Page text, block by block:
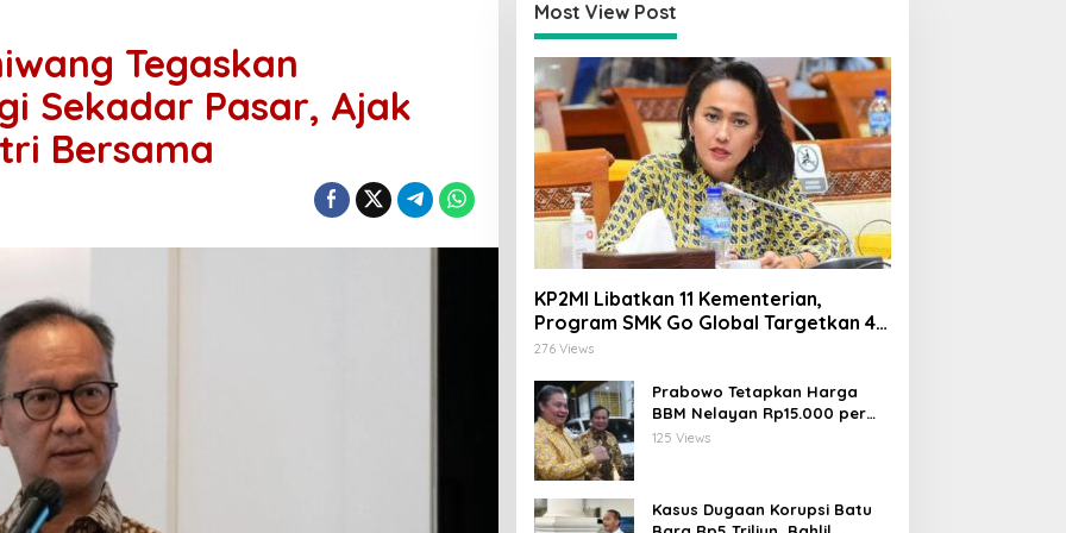
Tegaskan
Sekadar Pasar, Ajak
Bersama
Most View Post
KP2MI Libatkan 11 Kementerian,
Program SMK Go Global Targetkan 40
Ribu Peserta Tahun Ini
276 Views
Prabowo Tetapkan Harga
BBM Nelayan Rp15.000 per
Liter, Berlaku untuk Kapal 30-
125 Views
Kasus Dugaan Korupsi Batu